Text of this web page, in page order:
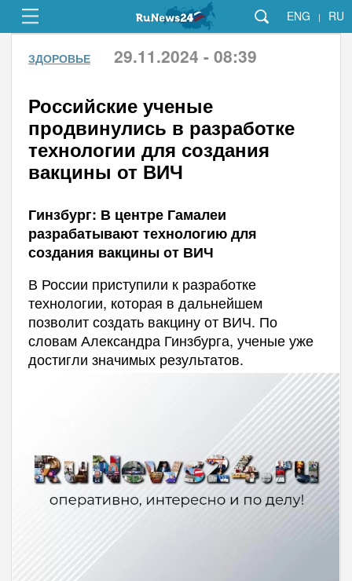
ENG | RU
ЗДОРОВЬЕ 29.11.2024 - 08:39
Российские ученые
продвинулись в разработке
технологии для создания
вакцины от ВИЧ
Гинзбург: В центре Гамалеи
разрабатывают технологию для
создания вакцины от ВИЧ
В России приступили к разработке
технологии, которая в дальнейшем
позволит создать вакцину от ВИЧ. По
словам Александра Гинзбурга, ученые уже
достигли значимых результатов.